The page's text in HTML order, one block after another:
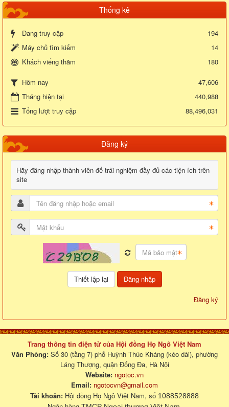
Thống kê
Đang truy cập
194
Máy chủ tìm kiếm
14
Khách viếng thăm
180
Hôm nay
47,606
Tháng hiện tại
440,988
Tổng lượt truy cập
88,496,031
Đăng ký
Hãy đăng nhập thành viên để trải nghiệm đầy đủ các tiện ích trên
site
Đăng nhập
Đăng ký
Trang thông tin điện tử của Hội đồng Họ Ngô Việt Nam
Văn Phòng: Số 30 (tầng 7) phố Huỳnh Thúc Kháng (kéo dài), phường
Láng Thượng, quận Đống Đa, Hà Nội
Website: ngotoc.vn
Email: ngotocvn@gmail.com
Tài khoản: Hội đồng Họ Ngô Việt Nam, số 1088528888